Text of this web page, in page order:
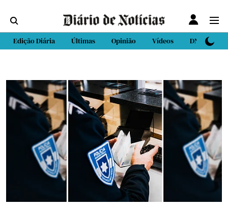
Edição Diária Últimas Opinião Vídeos DN Sport